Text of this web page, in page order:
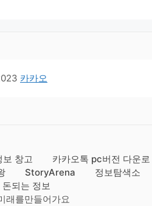
카카오
보 창고
카카오톡 pc버전 다운로
StoryArena
정보탐색소
돈되는 정보
래를만들어가요